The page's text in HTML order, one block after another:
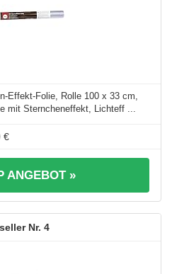
Effekt-Folie, Rolle 100 x 33 cm,
mit Sterncheneffekt, Lichteff ...
€
ANGEBOT »
4